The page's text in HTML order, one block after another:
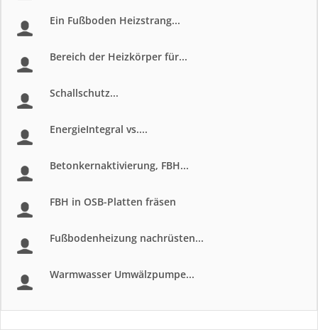
Ein Fußboden Heizstrang...
Bereich der Heizkörper für...
Schallschutz...
EnergieIntegral vs....
Betonkernaktivierung, FBH...
FBH in OSB-Platten fräsen
Fußbodenheizung nachrüsten...
Warmwasser Umwälzpumpe...